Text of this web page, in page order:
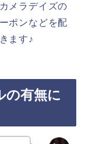
メラデイズの
ポンなどを配
ます♪
の有無に